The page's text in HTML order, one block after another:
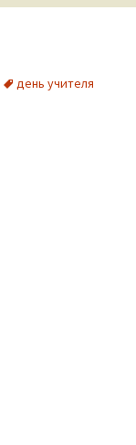
день учителя